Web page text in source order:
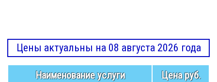
Цены актуальны на 08 августа 2026 года
Наименование услуги Цена руб.